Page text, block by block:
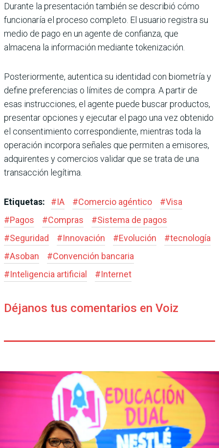
Durante la presentación también se describió cómo
funcionaría el proceso completo. El usuario registra su
medio de pago en un agente de confianza, que
almacena la información mediante tokenización.
Posteriormente, autentica su identidad con biometría y
define preferencias o límites de compra. A partir de
esas instrucciones, el agente puede buscar productos,
presentar opciones y ejecutar el pago una vez obtenido
el consentimiento correspondiente, mientras toda la
operación incorpora señales que permiten a emisores,
adquirentes y comercios validar que se trata de una
transacción legítima.
Etiquetas: #IA #Comercio agéntico #Visa
#Pagos #Compras #Sistema de pagos
#Seguridad #Innovación #Evolución #tecnología
#Asoban #Convención bancaria
#Inteligencia artificial #Internet
Déjanos tus comentarios en Voiz